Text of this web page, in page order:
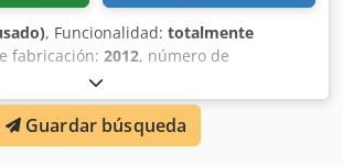
, Funcionalidad: totalmente
fabricación: 2012, número de
10000311P0A008025
Uegsr
Guardar búsqueda